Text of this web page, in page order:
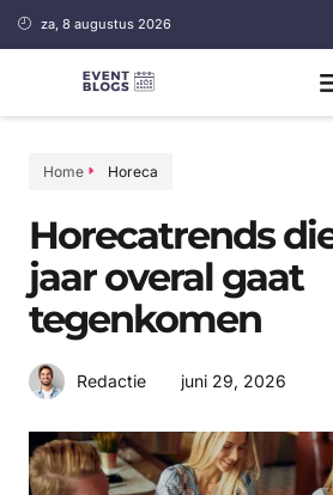
za, 8 augustus 2026
Home Horeca
Horecatrends
jaar overal gaat
tegenkomen
Redactie juni 29, 2026